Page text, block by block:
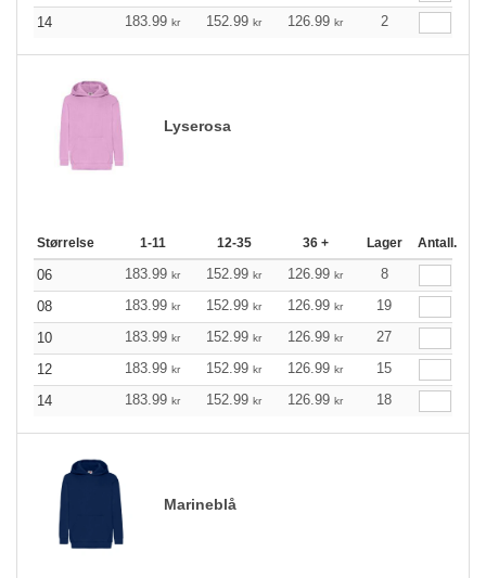
14
183.99 kr 152.99 kr 126.99 kr 2
Lyserosa
Størrelse 1-11 12-35 36 + Lager Antall.
06 183.99 kr 152.99 kr 126.99 kr
8
08
183.99 kr 152.99 kr 126.99 kr
19
10
183.99 kr 152.99 kr 126.99 kr
27
12
183.99 kr 152.99 kr 126.99 kr
15
14
183.99 kr 152.99 kr 126.99 kr 18
Marineblå